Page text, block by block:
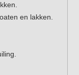
en lakken.